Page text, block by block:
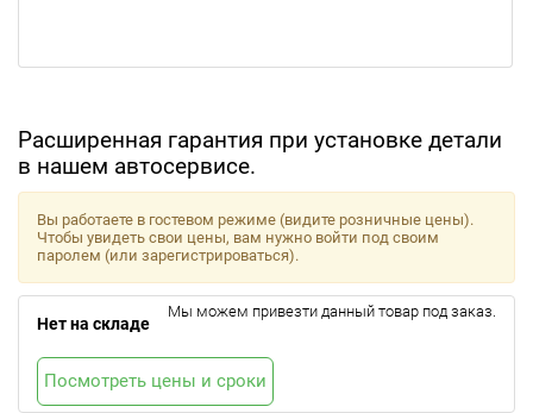
Расширенная гарантия при установке детали
в нашем автосервисе.
Вы работаете в гостевом режиме (видите розничные цены).
Чтобы увидеть свои цены, вам нужно войти под своим
паролем (или зарегистрироваться).
Нет на складе
Мы можем привезти данный товар под заказ.
Посмотреть цены и сроки